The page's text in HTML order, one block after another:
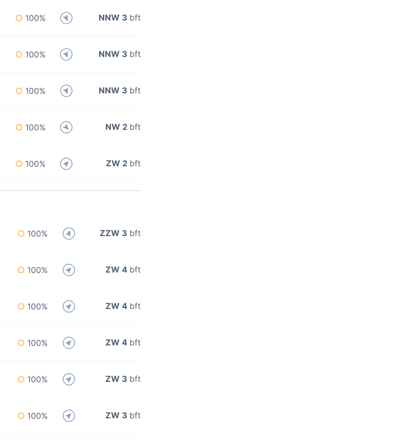
100% NNW 3 bft
100% NNW 3 bft
100% NNW 3 bft
100% NW 2 bft
100% ZW 2 bft
100% ZZW 3 bft
100% ZW 4 bft
100% ZW 4 bft
100% ZW 4 bft
100% ZW 3 bft
100% ZW 3 bft